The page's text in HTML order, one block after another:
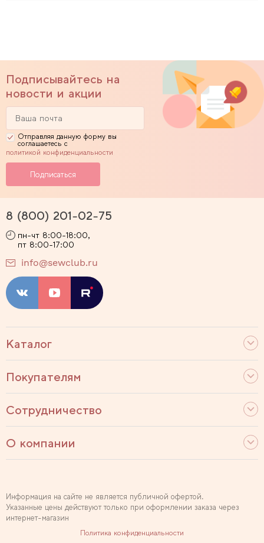
Подписывайтесь на
новости и акции
Отправляя данную форму вы
соглашаетесь с
политикой конфиденциальности
Каталог
Покупателям
Сотрудничество
О компании
8 (800) 201-02-75
пн-чт 8:00-18:00,
пт 8:00-17:00
info@sewclub.ru
Информация на сайте не является публичной офертой.
Указанные цены действуют только при оформлении заказа через
интернет-магазин
Политика конфиденциальности